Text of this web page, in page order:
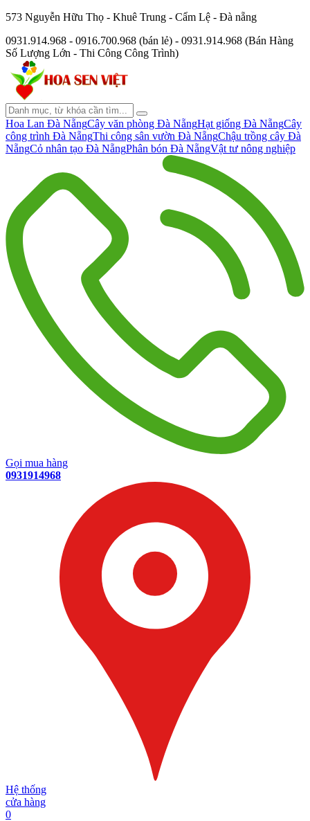
573 Nguyễn Hữu Thọ - Khuê Trung - Cẩm Lệ - Đà nẵng
0931.914.968 - 0916.700.968 (bán lẻ) - 0931.914.968 (Bán Hàng
Số Lượng Lớn - Thi Công Công Trình)
Hoa Lan Đà NẵngCây văn phòng Đà NẵngHạt giống Đà NẵngCây
công trình Đà NẵngThi công sân vườn Đà NẵngChậu trồng cây Đà
NẵngCỏ nhân tạo Đà NẵngPhân bón Đà NẵngVật tư nông nghiệp
Gọi mua hàng
0931914968
Hệ thống
cửa hàng
0